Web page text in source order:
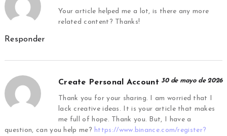
Your article helped me a lot, is there any more
related content? Thanks!
Responder
Create Personal Account 30 de mayo de 2026
Thank you for your sharing. I am worried that I
lack creative ideas. It is your article that makes
me full of hope. Thank you. But, I have a
question, can you help me? https://www.binance.com/register?